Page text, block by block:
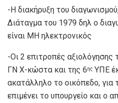
-Η διακήρυξη του
Διάταγμα του 1979 δηλ ο
είναι ΜΗ ηλεκτρονικός
-Οι 2 επιτροπές αξιολόγησης
ΓΝ Χ-κώστα και της 6ης ΥΠΕ
ακατάλληλο το οικόπεδο, για
επιμένει το υπουργείο και ο